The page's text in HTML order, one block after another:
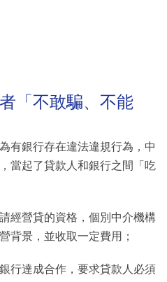
「不敢騙、不能
有銀行存在違法違規行為，中
當起了貸款人和銀行之間「吃
經營貸的資格，個別中介機構
背景，並收取一定費用；
行達成合作，要求貸款人必須